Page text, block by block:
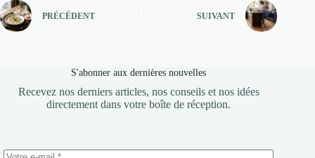
PRÉCÉDENT SUIVANT
S'abonner aux dernières nouvelles
Recevez nos derniers articles, nos conseils et nos idées
directement dans votre boîte de réception.